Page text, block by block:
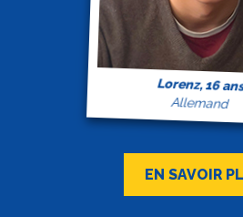
Lorenz, 16 ans
Allemand
EN SAVOIR